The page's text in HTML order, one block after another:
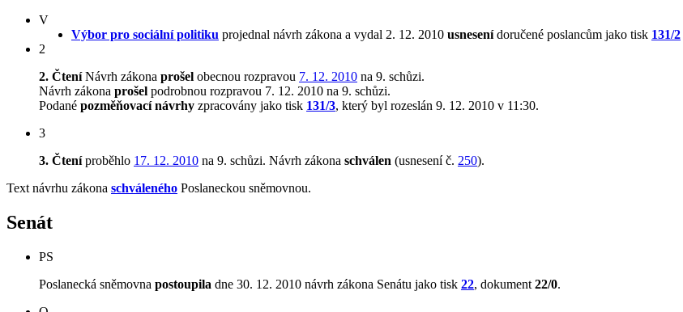
V
Výbor pro sociální politiku projednal návrh zákona a vydal 2. 12. 2010 usnesenídoručené poslancům jako tisk 131/2
2
2. ČteníNávrh zákona prošel obecnou rozpravou 7. 12. 2010 na 9. schůzi.
Návrh zákona prošel podrobnou rozpravou 7. 12. 2010 na 9. schůzi.
Podané pozměňovací návrhy zpracovány jako tisk 131/3, který byl rozeslán 9. 12. 2010 v 11:30.
3
3. Čteníproběhlo 17. 12. 2010 na 9. schůzi. Návrh zákona schválen (usnesení č. 250).
Text návrhu zákona schváleného Poslaneckou sněmovnou.
Senát
PS
Poslanecká sněmovna postoupila dne 30. 12. 2010 návrh zákona Senátu jako tisk 22, dokument 22/0.